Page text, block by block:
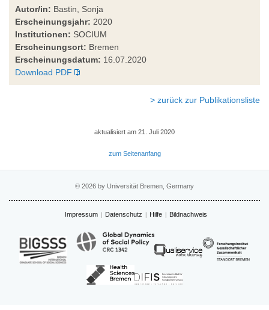
Autor/in: Bastin, Sonja
Erscheinungsjahr: 2020
Institutionen: SOCIUM
Erscheinungsort: Bremen
Erscheinungsdatum: 16.07.2020
Download PDF
> zurück zur Publikationsliste
aktualisiert am 21. Juli 2020
zum Seitenanfang
© 2026 by Universität Bremen, Germany
Impressum Datenschutz Hilfe Bildnachweis